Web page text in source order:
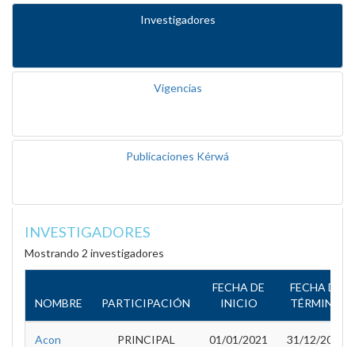
Investigadores
Vigencias
Publicaciones Kérwá
INVESTIGADORES
Mostrando 2 investigadores
NOMBRE PARTICIPACIÓN
FECHA DE
INICIO
FECHA DE
TÉRMINO
Acon
PRINCIPAL 01/01/2021 31/12/2021